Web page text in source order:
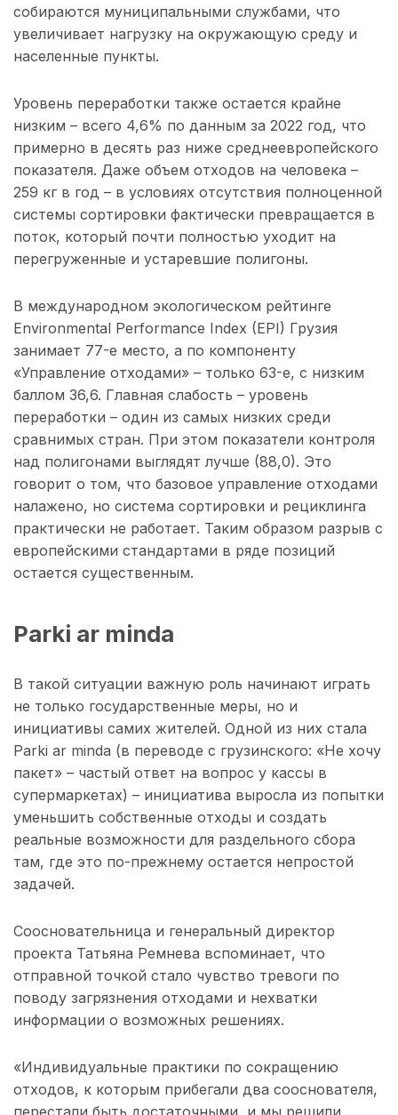
собираются муниципальными службами, что
увеличивает нагрузку на окружающую среду и
населенные пункты.
Уровень переработки также остается крайне
низким – всего 4,6% по данным за 2022 год, что
примерно в десять раз ниже среднеевропейского
показателя. Даже объем отходов на человека –
259 кг в год – в условиях отсутствия полноценной
системы сортировки фактически превращается в
поток, который почти полностью уходит на
перегруженные и устаревшие полигоны.
В международном экологическом рейтинге
Environmental Performance Index (EPI) Грузия
занимает 77-е место, а по компоненту
«Управление отходами» – только 63-е, с низким
баллом 36,6. Главная слабость – уровень
переработки – один из самых низких среди
сравнимых стран. При этом показатели контроля
над полигонами выглядят лучше (88,0). Это
говорит о том, что базовое управление отходами
налажено, но система сортировки и рециклинга
практически не работает. Таким образом разрыв с
европейскими стандартами в ряде позиций
остается существенным.
Parki ar minda
В такой ситуации важную роль начинают играть
не только государственные меры, но и
инициативы самих жителей. Одной из них стала
Parki ar minda (в переводе с грузинского: «Не хочу
пакет» – частый ответ на вопрос у кассы в
супермаркетах) – инициатива выросла из попытки
уменьшить собственные отходы и создать
реальные возможности для раздельного сбора
там, где это по-прежнему остается непростой
задачей.
Соосновательница и генеральный директор
проекта Татьяна Ремнева вспоминает, что
отправной точкой стало чувство тревоги по
поводу загрязнения отходами и нехватки
информации о возможных решениях.
«Индивидуальные практики по сокращению
отходов, к которым прибегали два сооснователя,
перестали быть достаточными, и мы решили